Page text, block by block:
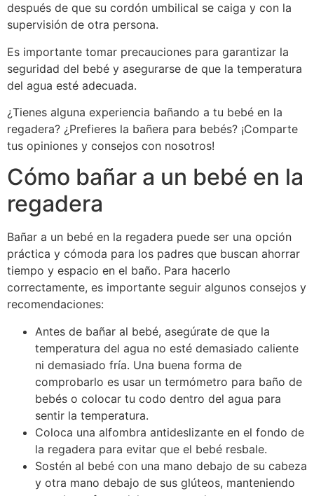
después de que su cordón umbilical se caiga y con la
supervisión de otra persona.
Es importante tomar precauciones para garantizar la
seguridad del bebé y asegurarse de que la temperatura
del agua esté adecuada.
¿Tienes alguna experiencia bañando a tu bebé en la
regadera? ¿Prefieres la bañera para bebés? ¡Comparte
tus opiniones y consejos con nosotros!
Cómo bañar a un bebé en la
regadera
Bañar a un bebé en la regadera puede ser una opción
práctica y cómoda para los padres que buscan ahorrar
tiempo y espacio en el baño. Para hacerlo
correctamente, es importante seguir algunos consejos y
recomendaciones:
Antes de bañar al bebé, asegúrate de que la
temperatura del agua no esté demasiado caliente
ni demasiado fría. Una buena forma de
comprobarlo es usar un termómetro para baño de
bebés o colocar tu codo dentro del agua para
sentir la temperatura.
Coloca una alfombra antideslizante en el fondo de
la regadera para evitar que el bebé resbale.
Sostén al bebé con una mano debajo de su cabeza
y otra mano debajo de sus glúteos, manteniendo